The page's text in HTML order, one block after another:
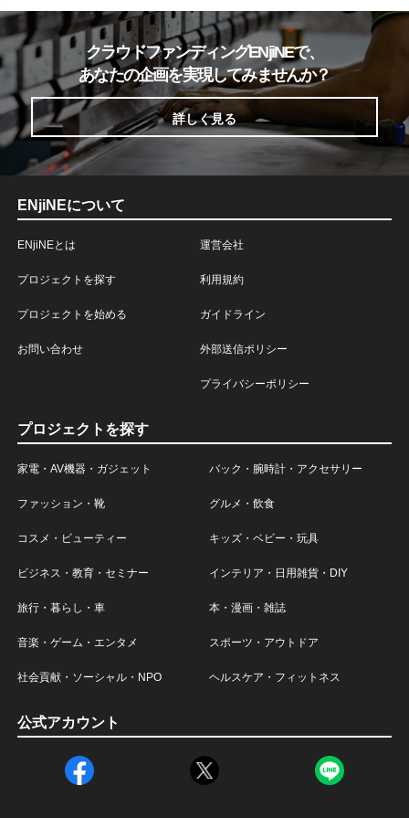
クラウドファンディングENjiNEで、
あなたの企画を実現してみませんか？
詳しく見る
ENjiNEについて
ENjiNEとは
プロジェクトを探す
プロジェクトを始める
お問い合わせ
運営会社
利用規約
ガイドライン
外部送信ポリシー
プライバシーポリシー
プロジェクトを探す
家電・AV機器・ガジェット バック・腕時計・アクセサリー
ファッション・靴 グルメ・飲食
コスメ・ビューティー キッズ・ベビー・玩具
ビジネス・教育・セミナー インテリア・日用雑貨・DIY
旅行・暮らし・車 本・漫画・雑誌
音楽・ゲーム・エンタメ スポーツ・アウトドア
社会貢献・ソーシャル・NPO ヘルスケア・フィットネス
公式アカウント